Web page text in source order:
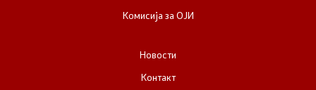
Комисија за ОЈИ
Новости
Контакт